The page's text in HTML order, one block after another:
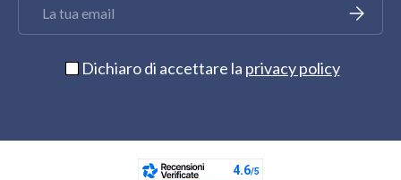
Iscriviti
Dichiaro di accettare la privacy policy